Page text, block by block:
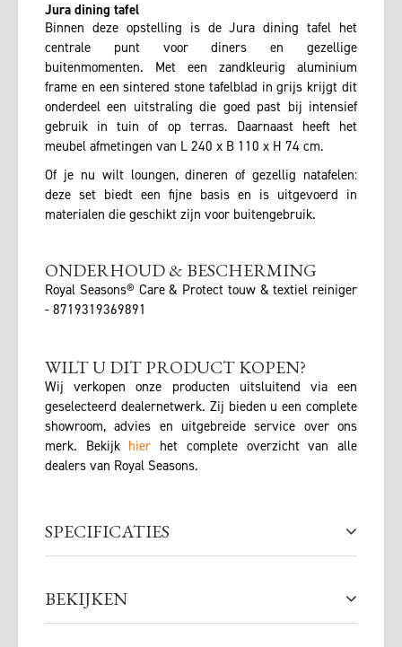
Jura dining tafel
Binnen deze opstelling is de Jura dining tafel het
centrale punt voor diners en gezellige
buitenmomenten. Met een zandkleurig aluminium
frame en een sintered stone tafelblad in grijs krijgt dit
onderdeel een uitstraling die goed past bij intensief
gebruik in tuin of op terras. Daarnaast heeft het
meubel afmetingen van L 240 x B 110 x H 74 cm.
Of je nu wilt loungen, dineren of gezellig natafelen:
deze set biedt een fijne basis en is uitgevoerd in
materialen die geschikt zijn voor buitengebruik.
ONDERHOUD & BESCHERMING
Royal Seasons® Care & Protect touw & textiel reiniger
- 8719319369891
WILT U DIT PRODUCT KOPEN?
Wij verkopen onze producten uitsluitend via een
geselecteerd dealernetwerk. Zij bieden u een complete
showroom, advies en uitgebreide service over ons
merk. Bekijk hier het complete overzicht van alle
dealers van Royal Seasons.
SPECIFICATIES
BEKIJKEN